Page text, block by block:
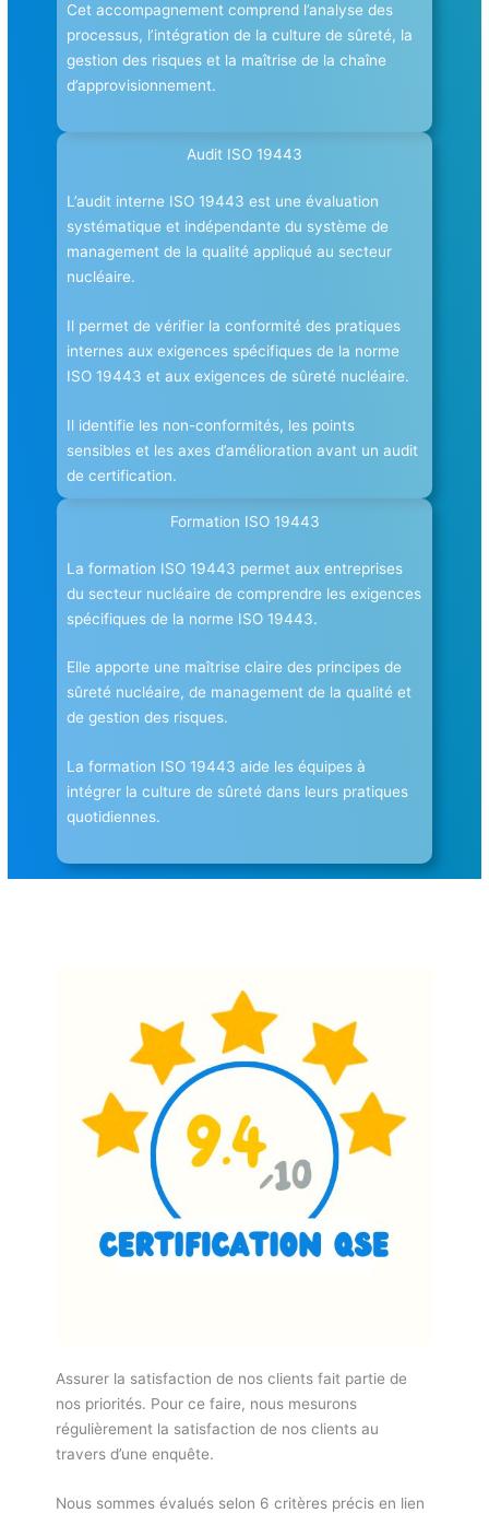
Cet accompagnement comprend l’analyse des
processus, l’intégration de la culture de sûreté, la
gestion des risques et la maîtrise de la chaîne
d’approvisionnement.
Audit ISO 19443
L’audit interne ISO 19443 est une évaluation
systématique et indépendante du système de
management de la qualité appliqué au secteur
nucléaire.
Il permet de vérifier la conformité des pratiques
internes aux exigences spécifiques de la norme
ISO 19443 et aux exigences de sûreté nucléaire.
Il identifie les non-conformités, les points
sensibles et les axes d’amélioration avant un audit
de certification.
Formation ISO 19443
La formation ISO 19443 permet aux entreprises
du secteur nucléaire de comprendre les exigences
spécifiques de la norme ISO 19443.
Elle apporte une maîtrise claire des principes de
sûreté nucléaire, de management de la qualité et
de gestion des risques.
La formation ISO 19443 aide les équipes à
intégrer la culture de sûreté dans leurs pratiques
quotidiennes.
Assurer la satisfaction de nos clients fait partie de
nos priorités. Pour ce faire, nous mesurons
régulièrement la satisfaction de nos clients au
travers d’une enquête.
Nous sommes évalués selon 6 critères précis en lien